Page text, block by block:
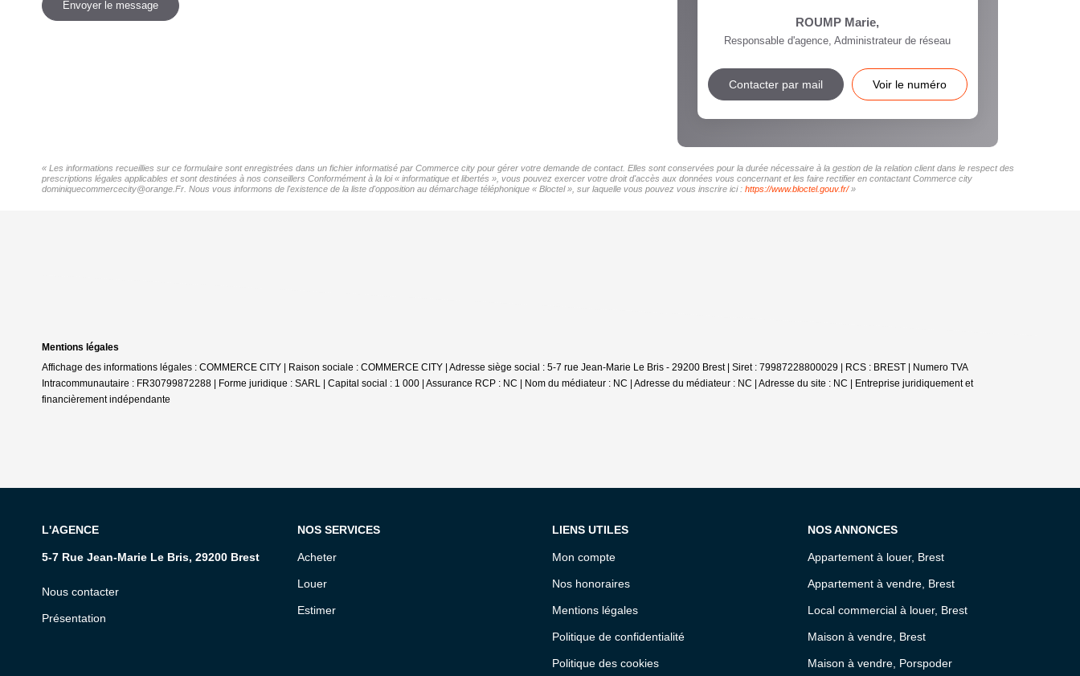
Envoyer le message
ROUMP Marie,
Responsable d'agence, Administrateur de réseau
Contacter par mail Voir le numéro
« Les informations recueillies sur ce formulaire sont enregistrées dans un fichier informatisé par Commerce city pour gérer votre demande de contact. Elles sont conservées pour la durée nécessaire à la gestion de la relation client dans le respect des
prescriptions légales applicables et sont destinées à nos conseillers Conformément à la loi « informatique et libertés », vous pouvez exercer votre droit d'accès aux données vous concernant et les faire rectifier en contactant Commerce city
dominiquecommercecity@orange.Fr. Nous vous informons de l'existence de la liste d'opposition au démarchage téléphonique « Bloctel », sur laquelle vous pouvez vous inscrire ici : https://www.bloctel.gouv.fr/»
Mentions légales
Affichage des informations légales : COMMERCE CITY | Raison sociale : COMMERCE CITY | Adresse siège social : 5-7 rue Jean-Marie Le Bris - 29200 Brest | Siret : 79987228800029 | RCS : BREST | Numero TVA
Intracommunautaire : FR30799872288 | Forme juridique : SARL | Capital social : 1 000 | Assurance RCP : NC | Nom du médiateur : NC | Adresse du médiateur : NC | Adresse du site : NC |
Entreprise juridiquement et
financièrement indépendante
L'AGENCE
5-7 Rue Jean-Marie Le Bris, 29200 Brest
Nous contacter
Présentation
NOS SERVICES
Acheter
Louer
Estimer
LIENS UTILES
Mon compte
Nos honoraires
Mentions légales
Politique de confidentialité
Politique des cookies
NOS ANNONCES
Appartement à louer, Brest
Appartement à vendre, Brest
Local commercial à louer, Brest
Maison à vendre, Brest
Maison à vendre, Porspoder